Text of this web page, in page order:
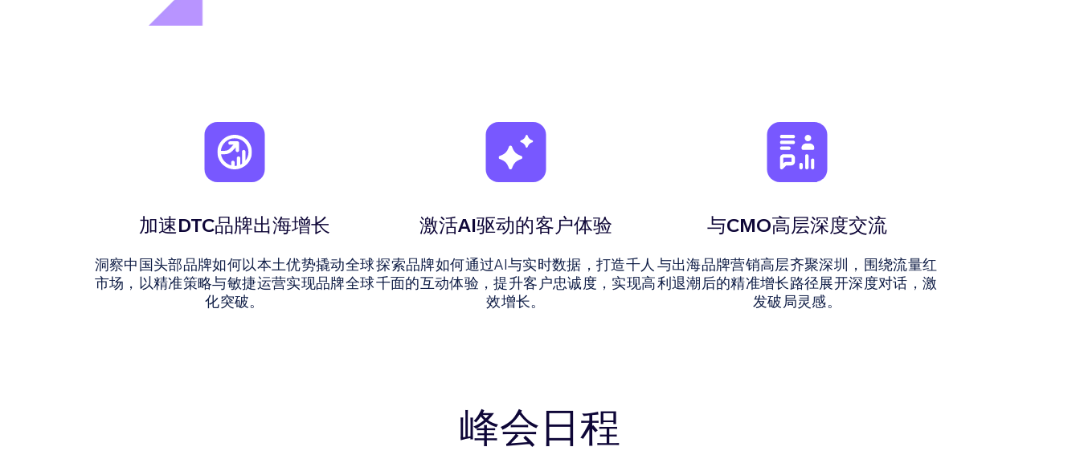
加速DTC品牌出海增长
洞察中国头部品牌如何以本土优势撬动全球
市场，以精准策略与敏捷运营实现品牌全球
化突破。
激活AI驱动的客户体验
探索品牌如何通过AI与实时数据，打造千人
千面的互动体验，提升客户忠诚度，实现高
效增长。
与CMO高层深度交流
与出海品牌营销高层齐聚深圳，围绕流量红
利退潮后的精准增长路径展开深度对话，激
发破局灵感。
峰会日程